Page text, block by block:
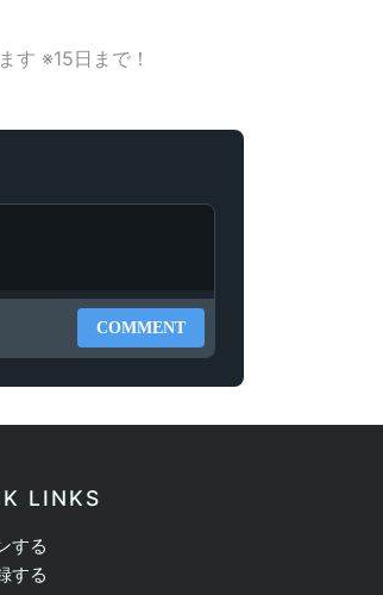
す ※15日まで！
COMMENT
LINKS
する
する